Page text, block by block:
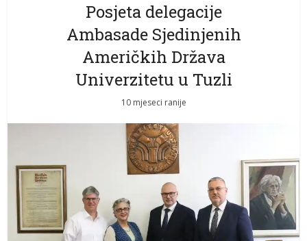
Posjeta delegacije
Ambasade Sjedinjenih
Američkih Država
Univerzitetu u Tuzli
10 mjeseci ranije